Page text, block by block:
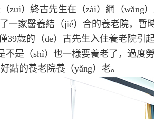
zuì）終古先生在（zài）網（wǎng
一家醫養結（jié）合的養老院，暫
39歲的（de）古先生入住養老院引
不是（shì）也一樣要養老了，過度
點的養老院養（yǎng）老。